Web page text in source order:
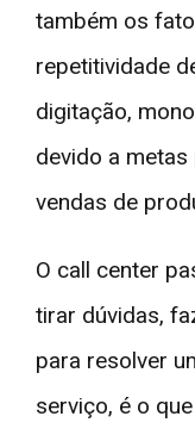
também os
repetitividade
digitação,
devido a
vendas de
O call center
tirar dúvidas,
para resolver
serviço, é o